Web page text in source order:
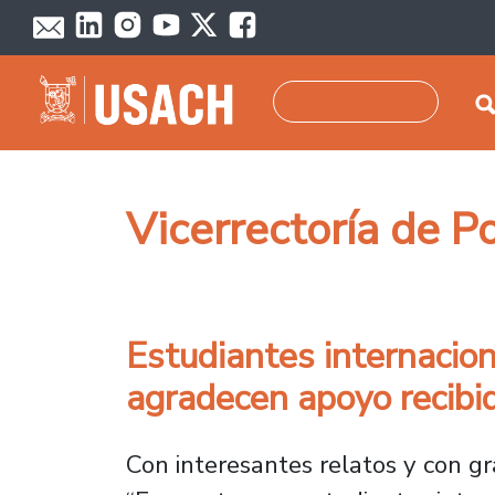
Pasar al contenido principal
Vicerrectoría de
Estudiantes
agradecen apoyo
Con interesantes relatos y con